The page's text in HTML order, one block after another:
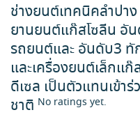
ช่างยนต์เทคนิคลำปาง
ยานยนต์แก๊สโซลีน อั
รถยนต์และ อันดับ3 ทั
และเครื่องยนต์เล็กเเ
ดีเซล เป็นตัวแทนเข้า
ชาติ No ratings yet.